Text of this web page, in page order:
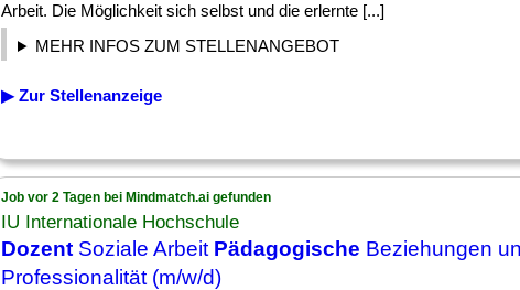
Arbeit. Die Möglichkeit sich selbst und die erlernte [...]
MEHR INFOS ZUM STELLENANGEBOT
▶ Zur Stellenanzeige
Job vor 2 Tagen bei Mindmatch.ai gefunden
IU Internationale Hochschule
Dozent Soziale Arbeit Pädagogische Beziehungen
Professionalität (m/w/d)